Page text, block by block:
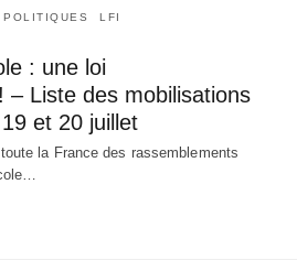
LFI
: une loi
– Liste des mobilisations
et 20 juillet
la France des rassemblements